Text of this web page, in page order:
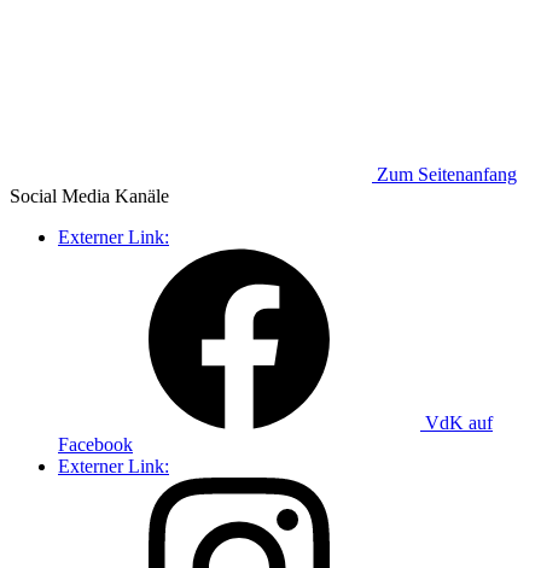
Zum Seitenanfang
Social Media Kanäle
Externer Link:
VdK auf
Facebook
Externer Link: